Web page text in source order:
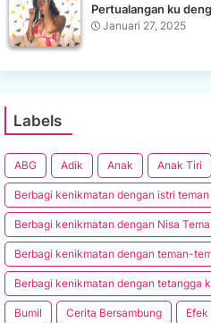
Pertualangan ku
Januari 27, 2025
Labels
ABG Adik Anak Anak Tiri
Berbagi kenikmatan dengan istri
Berbagi kenikmatan dengan Nisa
Berbagi kenikmatan dengan teman-
Berbagi kenikmatan dengan tetangga
Bumil Cerita Bersambung